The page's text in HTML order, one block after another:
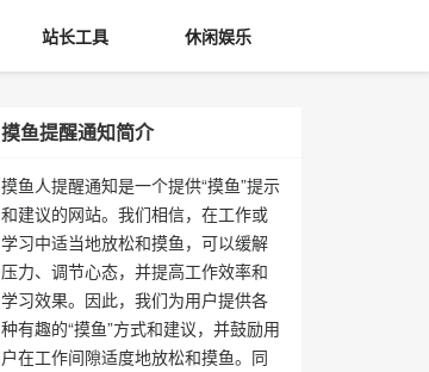
站长工具 休闲娱乐
摸鱼提醒通知简介
摸鱼人提醒通知是一个提供“摸鱼”提示
和建议的网站。我们相信，在工作或
学习中适当地放松和摸鱼，可以缓解
压力、调节心态，并提高工作效率和
学习效果。因此，我们为用户提供各
种有趣的“摸鱼”方式和建议，并鼓励用
户在工作间隙适度地放松和摸鱼。同